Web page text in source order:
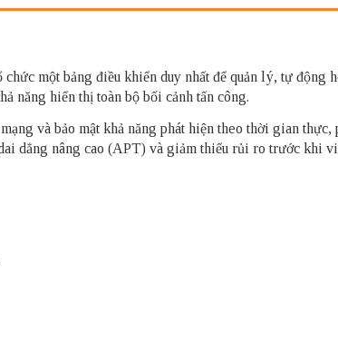
một bảng điều khiển duy nhất để quản lý, tự động
năng hiển thị toàn bộ bối cảnh tấn công.
và bảo mật khả năng phát hiện theo thời gian thực,
dẳng nâng cao (APT) và giảm thiểu rủi ro trước khi